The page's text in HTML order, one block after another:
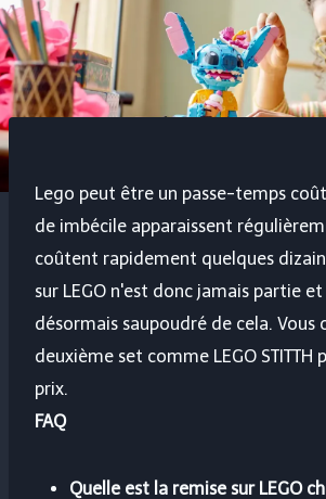
Lego peut être un passe-temps
de imbécile apparaissent
coûtent rapidement quelques
sur LEGO n'est donc jamais partie
désormais saupoudré de cela. Vous
deuxième set comme LEGO STITTH
prix.
FAQ
Quelle est la remise sur LEGO